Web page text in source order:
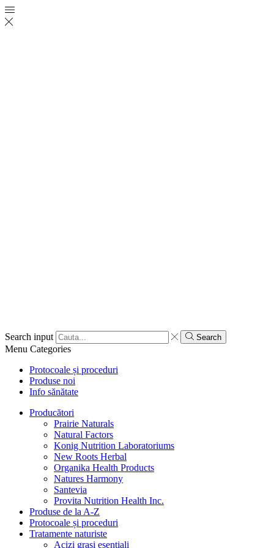
Search input Search
Menu Categories
Protocoale și proceduri
Produse noi
Info sănătate
Producători
Prairie Naturals
Natural Factors
Konig Nutrition Laboratoriums
New Roots Herbal
Organika Health Products
Natures Harmony
Santevia
Provita Nutrition Health Inc.
Produse de la A-Z
Protocoale și proceduri
Tratamente naturiste
Acizi grași esențiali